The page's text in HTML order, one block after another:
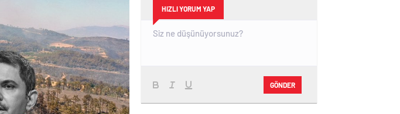
HIZLI YORUM YAP
GÖNDER